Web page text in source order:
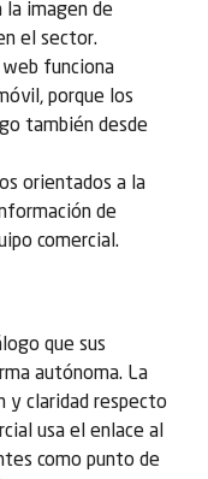
la imagen de
el sector.
web funciona
porque los
también desde
orientados a la
de
comercial.
que sus
autónoma. La
y claridad respecto
usa el enlace al
como punto de